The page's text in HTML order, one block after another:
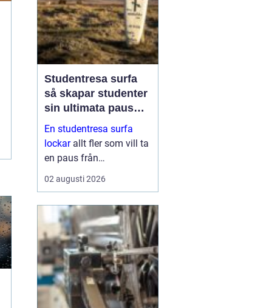
Studentresa surfa
så skapar studenter
sin ultimata paus
från plugget
En studentresa surfa
lockarallt fler som vill ta
en paus från
föreläsningar, tentaplugg
och sena kvällar i
både fysisk utmaning
och mental
återhämtning, samtidigt
som ...
02 augusti 2026